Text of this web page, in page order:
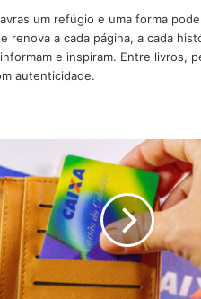
um refúgio e uma forma
renova a cada página, a cada
e inspiram. Entre livros,
autenticidade.